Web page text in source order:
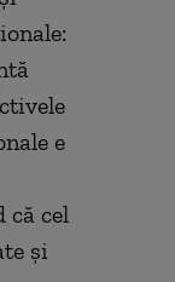
e
că cel
şi